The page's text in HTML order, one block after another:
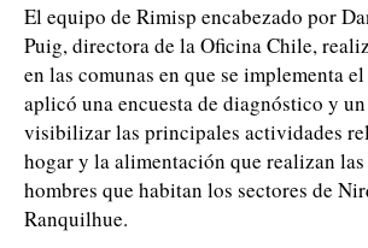
El equipo de Rimisp encabezado por
Puig, directora de la Oficina Chile,
en las comunas en que se implementa
aplicó una encuesta de diagnóstico y
visibilizar las principales actividades
hogar y la alimentación que realizan
hombres que habitan los sectores de
Ranquilhue.